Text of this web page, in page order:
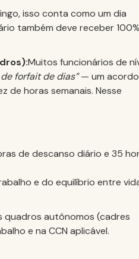
isso conta como um dia
também deve receber 100%
Muitos funcionários de
forfait de dias”— um acordo
de horas semanais. Nesse
de descanso diário e 35
e do equilíbrio entre
quadros autônomos (cadres
e na CCN aplicável.